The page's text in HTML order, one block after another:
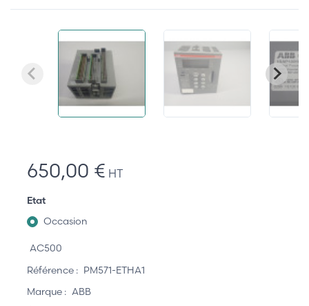
650,00 € HT
Etat
Occasion
AC500
Référence : PM571-ETHA1
Marque : ABB